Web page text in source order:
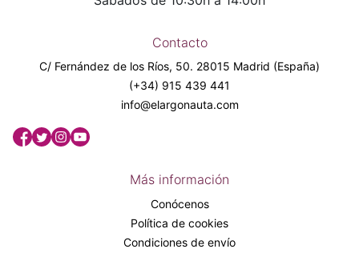
Contacto
C/ Fernández de los Ríos, 50. 28015 Madrid (España)
(+34) 915 439 441
info@elargonauta.com
Más información
Conócenos
Política de cookies
Condiciones de envío